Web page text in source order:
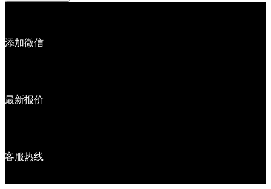
添加微信
最新报价
客服热线